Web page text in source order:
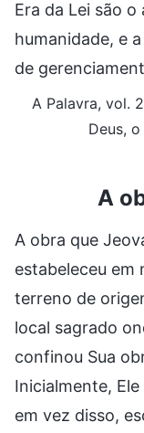
Era da Lei são o
humanidade, e
de
A Palavra, vol.
Deus,
A
A obra que
estabeleceu em
terreno de
local sagrado
confinou Sua
Inicialmente,
em vez disso,